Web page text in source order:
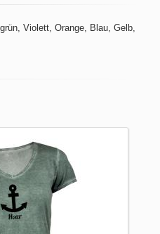
Violett, Orange, Blau, Gelb,